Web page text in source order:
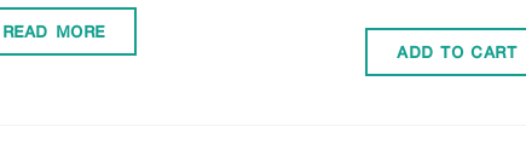
READ MORE
ADD TO CART